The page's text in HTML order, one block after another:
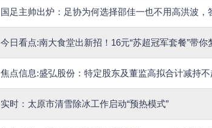
国足主帅出炉：足协为何选择邵佳一也不用高洪波，
今日看点:南大食堂出新招！16元“苏超冠军套餐”带你
焦点信息:盛弘股份：特定股东及董监高拟合计减持
实时：太原市清雪除冰工作启动“预热模式”